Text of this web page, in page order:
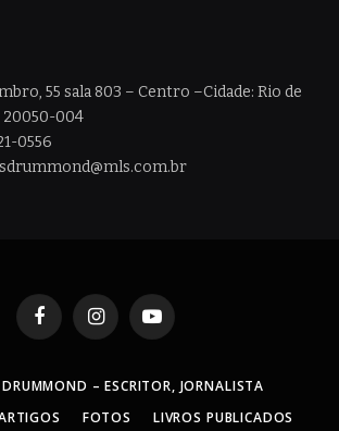
55 sala 803 – Centro –Cidade: Rio de
20050-004
0556
FacebookInstagramYouTube
– ESCRITOR, JORNALISTA
FOTOS LIVROS PUBLICADOS